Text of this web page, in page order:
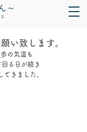
～
い致します。
の気温も
る日が続き
てきました。